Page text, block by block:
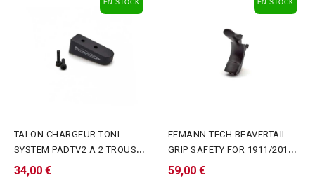
EN STOCK
TALON CHARGEUR TONI
SYSTEM PADTV2 A 2 TROUS
POUR 1911 ET CLONES
34,00 €
EN STOCK
EEMANN TECH BEAVERTAIL
GRIP SAFETY FOR 1911/2011
BLACK
59,00 €